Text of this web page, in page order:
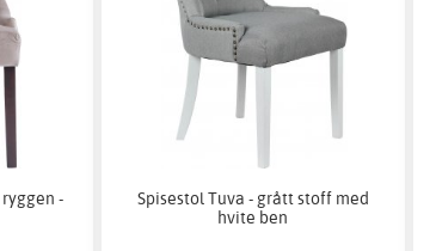
-
Spisestol Tuva - grått stoff med
hvite ben